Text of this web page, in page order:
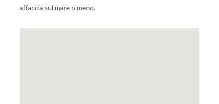
affaccia sul mare o meno.